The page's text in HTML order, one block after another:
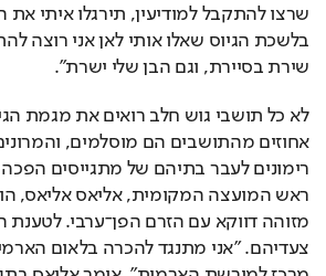
שירת בסיירת, וגם הבן שלי ישרת".